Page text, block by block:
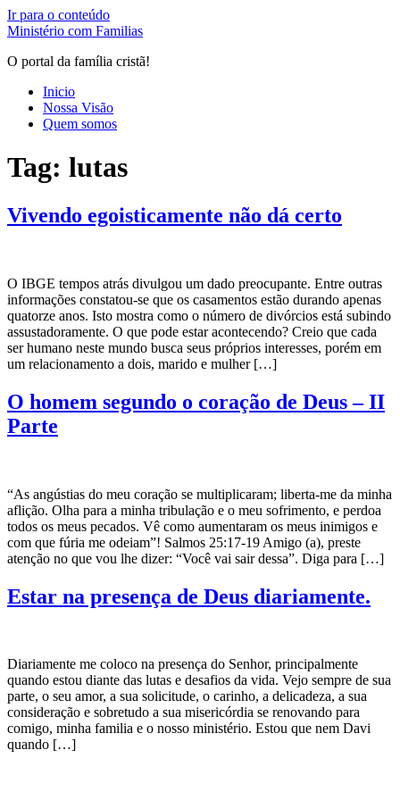
Ir para o conteúdo
Ministério com Familias
O portal da família cristã!
Inicio
Nossa Visão
Quem somos
Tag: lutas
Vivendo egoisticamente não dá certo
O IBGE tempos atrás divulgou um dado preocupante. Entre outras
informações constatou-se que os casamentos estão durando apenas
quatorze anos. Isto mostra como o número de divórcios está subindo
assustadoramente. O que pode estar acontecendo? Creio que cada
ser humano neste mundo busca seus próprios interesses, porém em
um relacionamento a dois, marido e mulher […]
O homem segundo o coração de Deus – II
Parte
“As angústias do meu coração se multiplicaram; liberta-me da minha
aflição. Olha para a minha tribulação e o meu sofrimento, e perdoa
todos os meus pecados. Vê como aumentaram os meus inimigos e
com que fúria me odeiam”! Salmos 25:17-19 Amigo (a), preste
atenção no que vou lhe dizer: “Você vai sair dessa”. Diga para […]
Estar na presença de Deus diariamente.
Diariamente me coloco na presença do Senhor, principalmente
quando estou diante das lutas e desafios da vida. Vejo sempre de sua
parte, o seu amor, a sua solicitude, o carinho, a delicadeza, a sua
consideração e sobretudo a sua misericórdia se renovando para
comigo, minha familia e o nosso ministério. Estou que nem Davi
quando […]